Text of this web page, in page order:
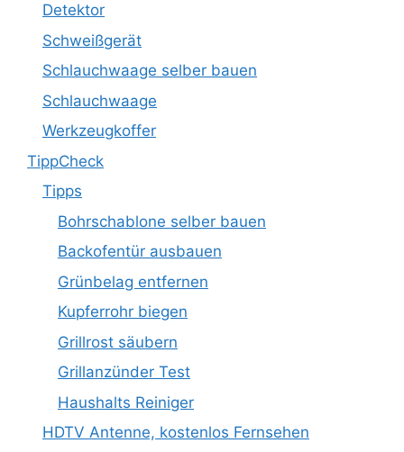
Detektor
Schweißgerät
Schlauchwaage selber bauen
Schlauchwaage
Werkzeugkoffer
TippCheck
Tipps
Bohrschablone selber bauen
Backofentür ausbauen
Grünbelag entfernen
Kupferrohr biegen
Grillrost säubern
Grillanzünder Test
Haushalts Reiniger
HDTV Antenne, kostenlos Fernsehen